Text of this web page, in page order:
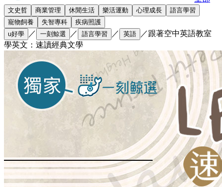
文史哲 商業管理 休閒生活 樂活運動 心理成長
語言學習
寵物飼養
失智專科
疾病照護
u好學
／ 一刻鯨選 ／ 語言學習 ／ 英語 ／跟著空中英語教室
學英文：速讀經典文學